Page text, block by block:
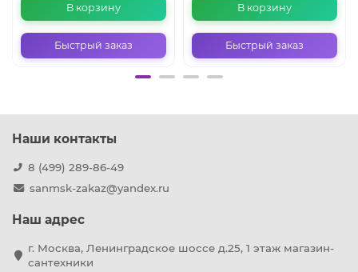
В корзину
Быстрый заказ
В корзину
Быстрый заказ
Наши контакты
8 (499) 289-86-49
sanmsk-zakaz@yandex.ru
Наш адрес
г. Москва, Ленинградское шоссе д.25, 1 этаж магазин-
сантехники